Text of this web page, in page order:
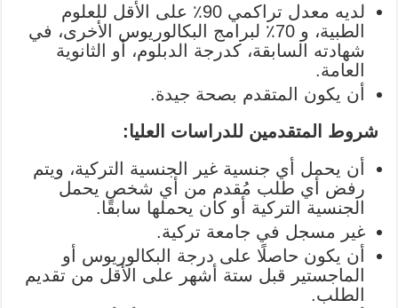
لديه معدل تراكمي 90٪ على الأقل للعلوم
الطبية، و 70٪ لبرامج البكالوريوس الأخرى، في
شهادته السابقة، كدرجة الدبلوم، أو الثانوية
العامة.
أن يكون المتقدم بصحة جيدة.
شروط المتقدمين للدراسات العليا:
أن يحمل أي جنسية غير الجنسية التركية، ويتم
رفض أي طلب مُقدم من أي شخص يحمل
الجنسية التركية أو كان يحملها سابقًا.
غير مسجل في جامعة تركية.
أن يكون حاصلًا على درجة البكالوريوس أو
الماجستير قبل ستة أشهر على الأقل من تقديم
الطلب.